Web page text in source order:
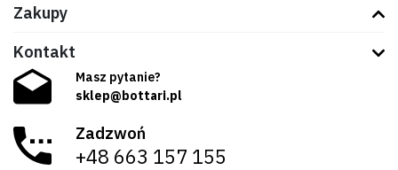
Zakupy
Kontakt
Masz pytanie?
sklep@bottari.pl
Zadzwoń
+48 663 157 155